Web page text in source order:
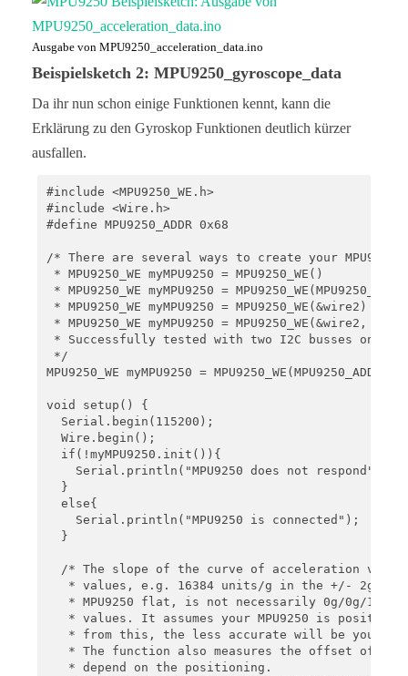
Ausgabe von MPU9250_acceleration_data.ino
Beispielsketch 2: MPU9250_gyroscope_data
Da ihr nun schon einige Funktionen kennt, kann die
Erklärung zu den Gyroskop Funktionen deutlich kürzer
ausfallen.
#include <MPU9250_WE.h>
#include <Wire.h>
#define MPU9250_ADDR 0x68
/* There are several ways to create your MPU9250
* MPU9250_WE myMPU9250 = MPU9250_WE()
* MPU9250_WE myMPU9250 =
* MPU9250_WE myMPU9250 =
* MPU9250_WE myMPU9250 = MPU9250_WE(&wire2,
* Successfully tested with two I2C busses on an
*/
MPU9250_WE myMPU9250 = MPU9250_WE(MPU9250_ADDR);
void setup() {
  Serial.begin(115200);
  Wire.begin();
  if(!myMPU9250.init()){
    Serial.println("MPU9250 does not respond");
  }
  else{
    Serial.println("MPU9250 is connected");
  }
/* The slope of the curve of acceleration vs
* values, e.g. 16384 units/g in the +/- 2g
* MPU9250 flat, is not necessarily 0g/0g/1g
* values. It assumes your MPU9250 is
* from this, the less accurate will be your
* The function also measures the offset of
   * depend on the positioning.